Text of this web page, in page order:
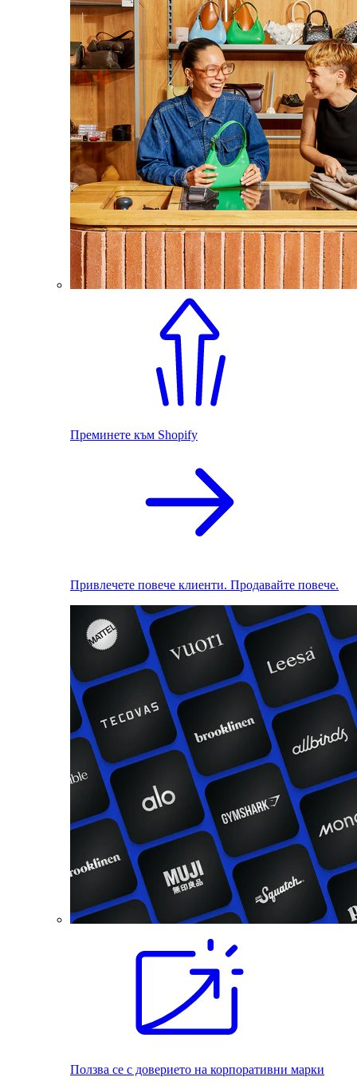
Преминете към Shopify
Привлечете повече клиенти. Продавайте повече.
Ползва се с доверието на корпоративни марки